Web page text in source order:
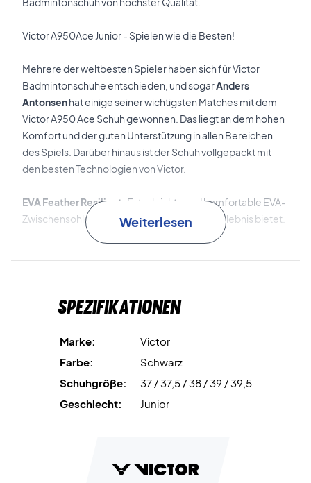
Victor A950Ace Junior - Spielen wie die Besten!
Mehrere der weltbesten Spieler haben sich für Victor
Badmintonschuhe entschieden, und sogarAnders
Antonsenhat einige seiner wichtigsten Matches mit dem
Victor A950 Ace Schuh gewonnen. Das liegt an dem hohen
Komfort und der guten Unterstützung in allen Bereichen
des Spiels. Darüber hinaus ist der Schuh vollgepackt mit
den besten Technologien von Victor.
EVA Feather Resilient:Extra leichte und komfortable EVA-
Zwischensohle, die dir ein großartiges Spielerlebnis bietet.
Extra starkes TPU-Leder unter dem Vorfuß für
ihn günstig hier im Shop
Der Schuh ist nicht nur super bequem, er hat auch ein
coolen Details wie Markierungen an der Position der
Weiterlesen
Spezifikationen
Marke:
Victor
Farbe:
Schwarz
Schuhgröße:
37 / 37,5 / 38 / 39 / 39,5
Geschlecht:
Junior